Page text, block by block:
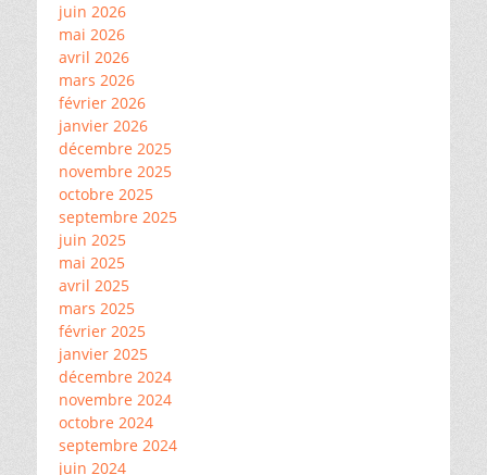
juin 2026
mai 2026
avril 2026
mars 2026
février 2026
janvier 2026
décembre 2025
novembre 2025
octobre 2025
septembre 2025
juin 2025
mai 2025
avril 2025
mars 2025
février 2025
janvier 2025
décembre 2024
novembre 2024
octobre 2024
septembre 2024
juin 2024